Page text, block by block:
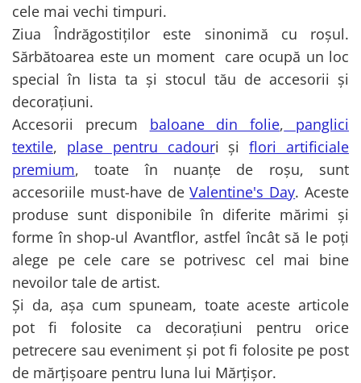
cele mai vechi timpuri.
Ziua Îndrăgostiților este sinonimă cu roșul.
Sărbătoarea este un moment care ocupă un loc
special în lista ta și stocul tău de accesorii și
decorațiuni.
Accesorii precum baloane din folie, panglici
textile, plase pentru cadouri șiflori artificiale
premium, toate în nuanțe de roșu, sunt
accesoriile must-have deValentine's Day. Aceste
produse sunt disponibile în diferite mărimi și
forme în shop-ul Avantflor, astfel încât să le poți
alege pe cele care se potrivesc cel mai bine
nevoilor tale de artist.
Și da, așa cum spuneam, toate aceste articole
pot fi folosite ca decorațiuni pentru orice
petrecere sau eveniment și pot fi folosite pe post
de mărțișoare pentru luna lui Mărțișor.